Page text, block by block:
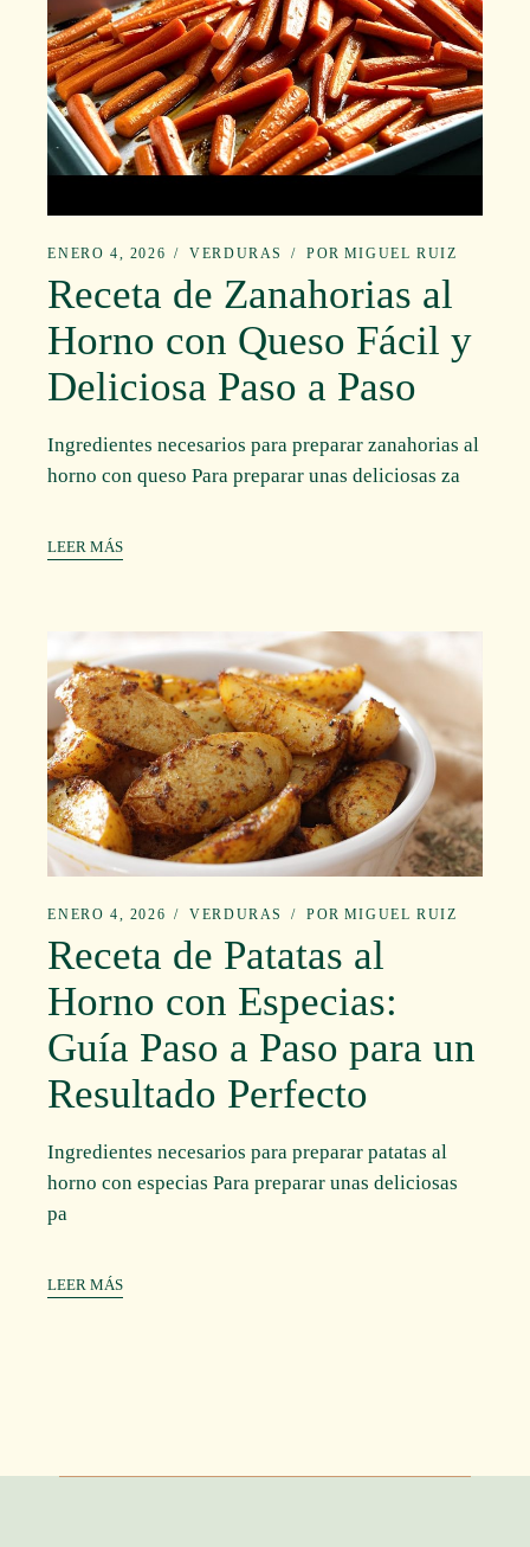
ENERO 4, 2026 VERDURAS POR MIGUEL RUIZ
Receta de Zanahorias al
Horno con Queso Fácil y
Deliciosa Paso a Paso
Ingredientes necesarios para preparar zanahorias al
horno con queso Para preparar unas deliciosas za
LEER MÁS
ENERO 4, 2026 VERDURAS POR MIGUEL RUIZ
Receta de Patatas al
Horno con Especias:
Guía Paso a Paso para un
Resultado Perfecto
Ingredientes necesarios para preparar patatas al
horno con especias Para preparar unas deliciosas
pa
LEER MÁS